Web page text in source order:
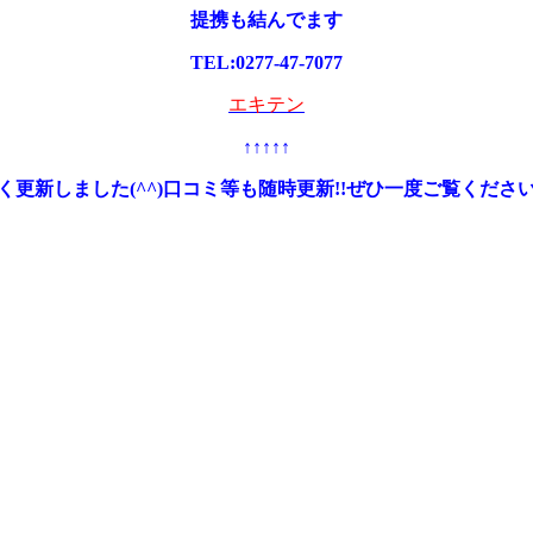
提携も結んでます
TEL:0277-47-7077
エキテン
↑↑↑↑↑
更新しました(^^)口コミ等も随時更新!!ぜひ一度ご覧くださ